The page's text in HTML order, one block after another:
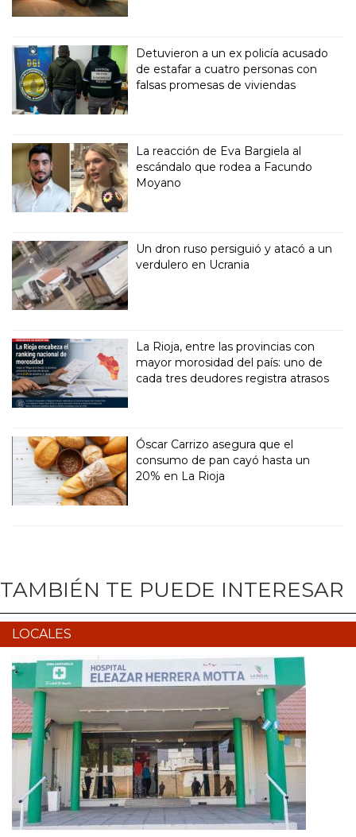
Detuvieron a un ex policía acusado
de estafar a cuatro personas con
falsas promesas de viviendas
La reacción de Eva Bargiela al
escándalo que rodea a Facundo
Moyano
Un dron ruso persiguió y atacó a un
verdulero en Ucrania
La Rioja, entre las provincias con
mayor morosidad del país: uno de
cada tres deudores registra atrasos
Óscar Carrizo asegura que el
consumo de pan cayó hasta un
20% en La Rioja
TAMBIÉN TE PUEDE INTERESAR
LOCALES